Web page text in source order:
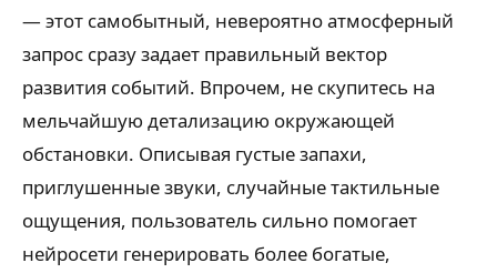
— этот самобытный, невероятно атмосферный
запрос сразу задает правильный вектор
развития событий. Впрочем, не скупитесь на
мельчайшую детализацию окружающей
обстановки. Описывая густые запахи,
приглушенные звуки, случайные тактильные
ощущения, пользователь сильно помогает
нейросети генерировать более богатые,